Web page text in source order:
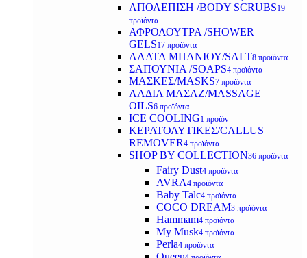
ΑΠΟΛΕΠΙΣΗ /BODY SCRUBS19
προϊόντα
ΑΦΡΟΛΟΥΤΡΑ /SHOWER
GELS17 προϊόντα
ΑΛΑΤΑ ΜΠΑΝΙΟΥ/SALT8 προϊόντα
ΣΑΠΟΥΝΙΑ /SOAPS4 προϊόντα
ΜΑΣΚΕΣ/MASKS7 προϊόντα
ΛΑΔΙΑ ΜΑΣΑΖ/MASSAGE
OILS6 προϊόντα
ICE COOLING1 προϊόν
ΚΕΡΑΤΟΛΥΤΙΚΕΣ/CALLUS
REMOVER4 προϊόντα
SHOP BY COLLECTION36 προϊόντα
Fairy Dust4 προϊόντα
AVRA4 προϊόντα
Baby Talc4 προϊόντα
COCO DREAM3 προϊόντα
Hammam4 προϊόντα
My Musk4 προϊόντα
Perla4 προϊόντα